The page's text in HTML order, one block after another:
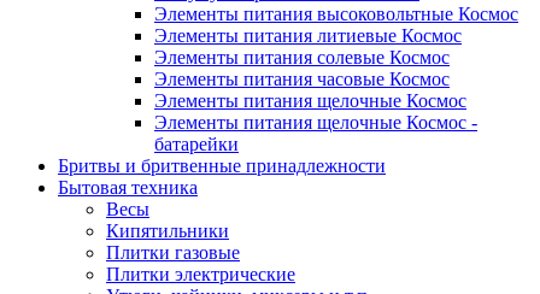
Элементы питания высоковольтные Космос
Элементы питания литиевые Космос
Элементы питания солевые Космос
Элементы питания часовые Космос
Элементы питания щелочные Космос
Элементы питания щелочные Космос -
батарейки
Бритвы и бритвенные принадлежности
Бытовая техника
Весы
Кипятильники
Плитки газовые
Плитки электрические